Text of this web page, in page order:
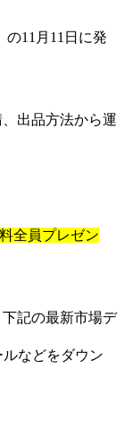
11月11日に発
出品方法から運
全員プレゼン
記の最新市場デ
などをダウン